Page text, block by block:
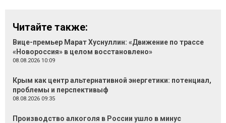
Читайте также:
Вице-премьер Марат Хуснуллин: «Движение по трассе
«Новороссия» в целом восстановлено»
08.08.2026 10:09
Крым как центр альтернативной энергетики: потенциал,
проблемы и перспективыф
08.08.2026 09:35
Производство алкоголя в России ушло в минус